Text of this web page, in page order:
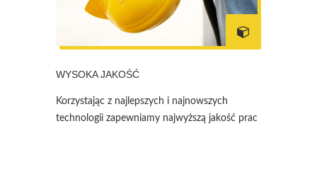
WYSOKA JAKOŚĆ
Korzystając z najlepszych i najnowszych
technologii zapewniamy najwyższą jakość prac